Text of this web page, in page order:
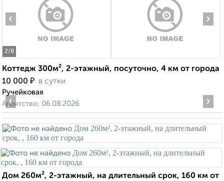
2/8
‹ ›
Коттедж 300м², 2-этажный, посуточно, 4 км от города
10 000 ₽ в сутки
Ручейковая
Агентство, 06.08.2026
‹ ›
Дом 260м², 2-этажный, на длительный срок, 160 км от